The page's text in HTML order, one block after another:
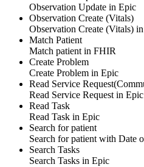
Observation Update in Epic
Observation Create (Vitals)
Observation Create (Vitals) in
Match Patient
Match patient in FHIR
Create Problem
Create Problem in Epic
Read Service
Read Service Request in Epic
Read Task
Read Task in Epic
Search for patient
Search for patient with Date
Search Tasks
Search Tasks in Epic